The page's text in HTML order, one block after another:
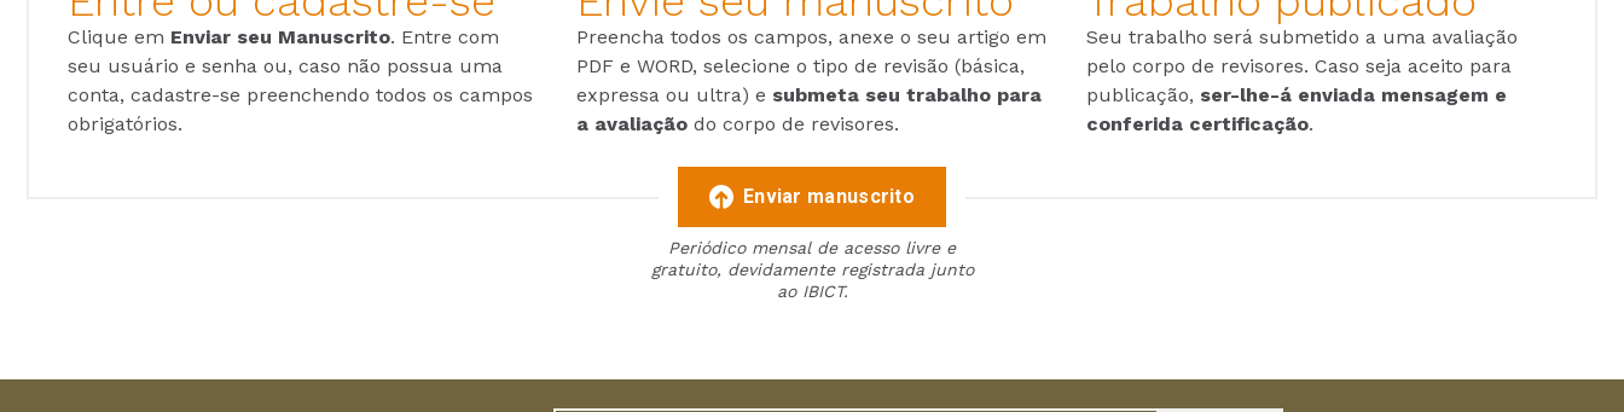
Clique em Enviar seu Manuscrito. Entre com
seu usuário e senha ou, caso não possua uma
conta, cadastre-se preenchendo todos os campos
obrigatórios.
Preencha todos os campos, anexe o seu artigo em
PDF e WORD, selecione o tipo de revisão (básica,
expressa ou ultra) e submeta seu trabalho para
a avaliação do corpo de revisores.
Seu trabalho será submetido a uma avaliação
pelo corpo de revisores. Caso seja aceito para
publicação, ser-lhe-á enviada mensagem e
conferida certificação.
Enviar manuscrito
Periódico mensal de acesso livre e
gratuito, devidamente registrada junto
ao IBICT.